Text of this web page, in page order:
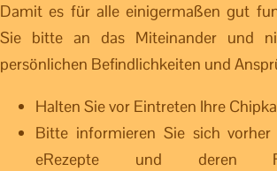
Damit es für alle einigermaßen gut
Sie bitte an das Miteinander und
persönlichen Befindlichkeiten und
Halten Sie vor Eintreten Ihre
Bitte informieren Sie sich
eRezepte und deren